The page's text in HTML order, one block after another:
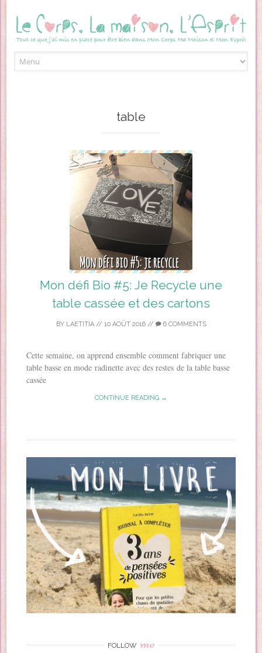
table
Mon défi Bio #5: Je Recycle une
table cassée et des cartons
BY LAETITIA// 10 AOÛT 2016// 6 COMMENTS
Cette semaine, on apprend ensemble comment fabriquer une
table basse en mode radinette avec des restes de la table basse
cassée
CONTINUE READING →
FOLLOW me